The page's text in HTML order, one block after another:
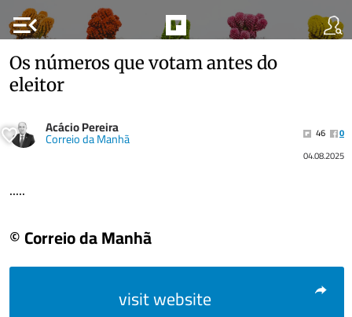
menu_open
Os números que votam antes do
eleitor
Acácio Pereira
Correio da Manhã 46
0
04.08.2025
.....
© Correio da Manhã
visit website